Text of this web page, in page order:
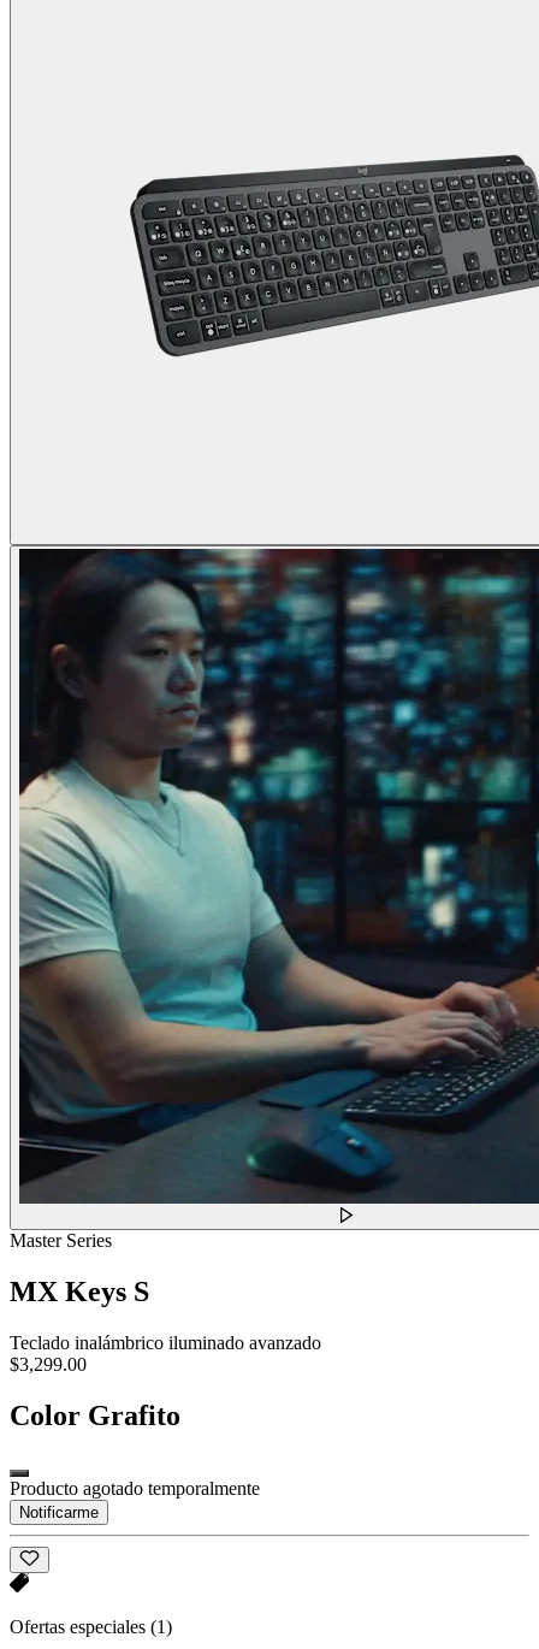
Master Series
MX Keys S
Teclado inalámbrico iluminado avanzado
$3,299.00
Color Grafito
Producto agotado temporalmente
Notificarme
Ofertas especiales (1)